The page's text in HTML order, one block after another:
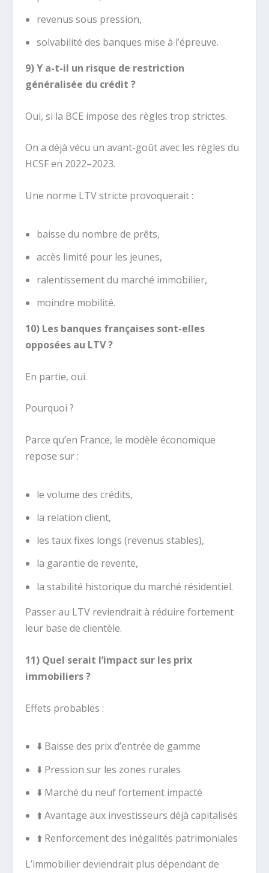
revenus sous pression,
solvabilité des banques mise à l’épreuve.
9) Y a-t-il un risque de restriction
généralisée du crédit ?
Oui, si la BCE impose des règles trop strictes.
On a déjà vécu un avant-goût avec les règles du
HCSF en 2022–2023.
Une norme LTV stricte provoquerait :
baisse du nombre de prêts,
accès limité pour les jeunes,
ralentissement du marché immobilier,
moindre mobilité.
10) Les banques françaises sont-elles
opposées au LTV ?
En partie, oui.
Pourquoi ?
Parce qu’en France, le modèle économique
repose sur :
le volume des crédits,
la relation client,
les taux fixes longs (revenus stables),
la garantie de revente,
la stabilité historique du marché résidentiel.
Passer au LTV reviendrait à réduire fortement
leur base de clientèle.
11) Quel serait l’impact sur les prix
immobiliers ?
Effets probables :
⬇️ Baisse des prix d’entrée de gamme
⬇️ Pression sur les zones rurales
⬇️ Marché du neuf fortement impacté
⬆️ Avantage aux investisseurs déjà capitalisés
⬆️ Renforcement des inégalités patrimoniales
L’immobilier deviendrait plus dépendant de